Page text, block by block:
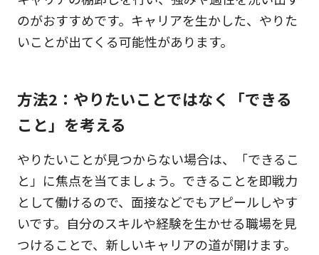
のがおすすめです。キャリアを生かした、やりた
いことが出てくる可能性があります。
方法2：やりたいことではなく「できる
こと」を考える
やりたいことが見つからない場合は、「できるこ
と」に焦点を当てましょう。できることを即戦力
として働けるので、面接などでもアピールしやす
いです。自分のスキルや経験を生かせる職場を見
つけることで、新しいキャリアの道が開けます。